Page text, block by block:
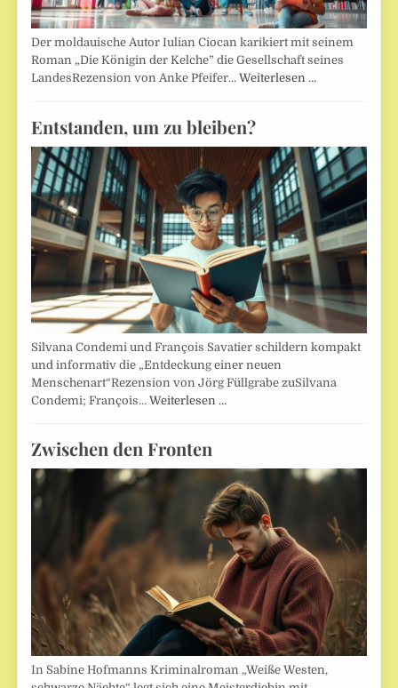
Der moldauische Autor Iulian Ciocan karikiert mit seinem
Roman „Die Königin der Kelche” die Gesellschaft seines
LandesRezension von Anke Pfeifer…Weiterlesen …
Entstanden, um zu bleiben?
Silvana Condemi und François Savatier schildern kompakt
und informativ die „Entdeckung einer neuen
Menschenart“Rezension von Jörg Füllgrabe zuSilvana
Condemi; François…Weiterlesen …
Zwischen den Fronten
In Sabine Hofmanns Kriminalroman „Weiße Westen,